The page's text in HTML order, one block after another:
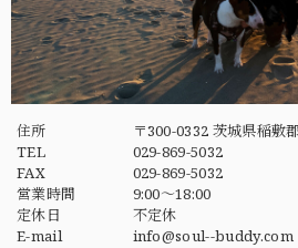
住所
〒300-0332 茨城県稲敷
TEL
029-869-5032
FAX
029-869-5032
営業時間
9:00～18:00
定休日
不定休
E-mail
info@soul--buddy.com